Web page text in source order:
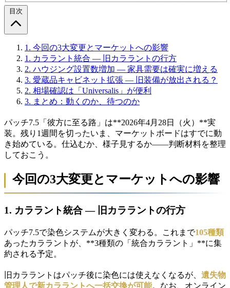
目次
1. 今回の3大変更とマーケットへの影響
1. カララント統合 — 旧カララントの行方
2. ハウジング設置数増加 — 家具需要は確実に増える
3. 愛蔵品キャビネット拡張 — 旧装備が放出される？
2. 相場確認は「Universalis」が便利
3. まとめ：動くのか、待つのか
パッチ7.5「彼方に至る路」は**2026年4月28日（火）**実
装。残り1週間を切ったいま、マーケットボードはすでに動
き始めている。仕込むか、様子見するか——判断材料を整理
しておこう。
今回の3大変更とマーケットへの影響
1. カララント統合 — 旧カララントの行方
パッチ7.5で染色システムが大きく変わる。これまで105種類
あったカララントが、**3種類の「統合カララント」**に集
約される予定。
旧カララントはパッチ後に染色には使えなくなるが、 遺失物
管理人で新カララントへ一括交換が可能。なお、オンライン